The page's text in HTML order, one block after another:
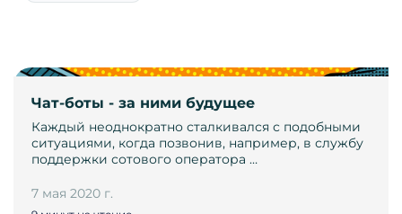
Чат-боты - за ними будущее
Каждый неоднократно сталкивался с подобными
ситуациями, когда позвонив, например, в службу
поддержки сотового оператора …
7 мая 2020 г.